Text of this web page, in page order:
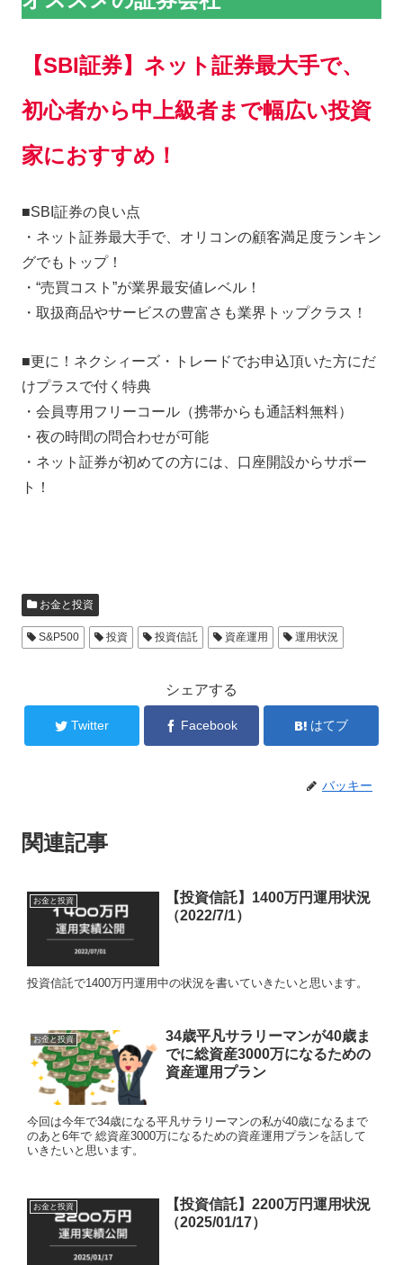
【SBI証券】 ネット証券最大手で、
初心者から中上級者まで幅広い投資
家におすすめ！
■SBI証券の良い点
・ネット証券最大手で、オリコンの顧客満足度ランキン
グでもトップ！
・“売買コスト”が業界最安値レベル！
・取扱商品やサービスの豊富さも業界トップクラス！
■更に！ネクシィーズ・トレードでお申込頂いた方にだ
けプラスで付く特典
・会員専用フリーコール（携帯からも通話料無料）
・夜の時間の問合わせが可能
・ネット証券が初めての方には、口座開設からサポー
ト！
お金と投資
S&P500 投資 投資信託 資産運用 運用状況
シェアする
Twitter Facebook はてブ
バッキー
関連記事
お金と投資
【投資信託】1400万円運用状況
（2022/7/1）
投資信託で1400万円運用中の状況を書いていきたいと思います。
お金と投資
34歳平凡サラリーマンが40歳ま
でに総資産3000万になるための
資産運用プラン
今回は今年で34歳になる平凡サラリーマンの私が40歳になるまで
のあと6年で 総資産3000万になるための資産運用プランを話して
いきたいと思います。
お金と投資
【投資信託】2200万円運用状況
（2025/01/17）